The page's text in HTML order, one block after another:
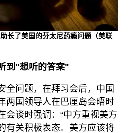
长了美国的芬太尼药瘾问题（美联
到"想听的答案"
全问题，在拜习会后，中国
两国领导人在巴厘岛会晤时
会谈时强调：“中方重视美方
有关积极表态。美方应该将